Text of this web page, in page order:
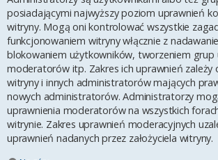
posiadającymi najwyższy poziom uprawnień
witryny. Mogą oni kontrolować wszystkie
funkcjonowaniem witryny włącznie z
blokowaniem użytkowników, tworzeniem grup
moderatorów itp. Zakres ich uprawnień zależy
witryny i innych administratorów mających
nowych administratorów. Administratorzy
uprawnienia moderatorów na wszystkich
witrynie. Zakres uprawnień moderacyjnych
uprawnień nadanych przez założyciela witryny.